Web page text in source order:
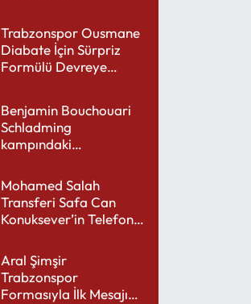
Yakışır
Trabzonspor Ousmane
Diabate İçin Sürpriz
Formülü Devreye
Benjamin Bouchouari
Schladming
kampındaki
Mohamed Salah
Transferi Safa Can
Konuksever’in Telefon
Aral Şimşir
Trabzonspor
Formasıyla İlk Mesajını